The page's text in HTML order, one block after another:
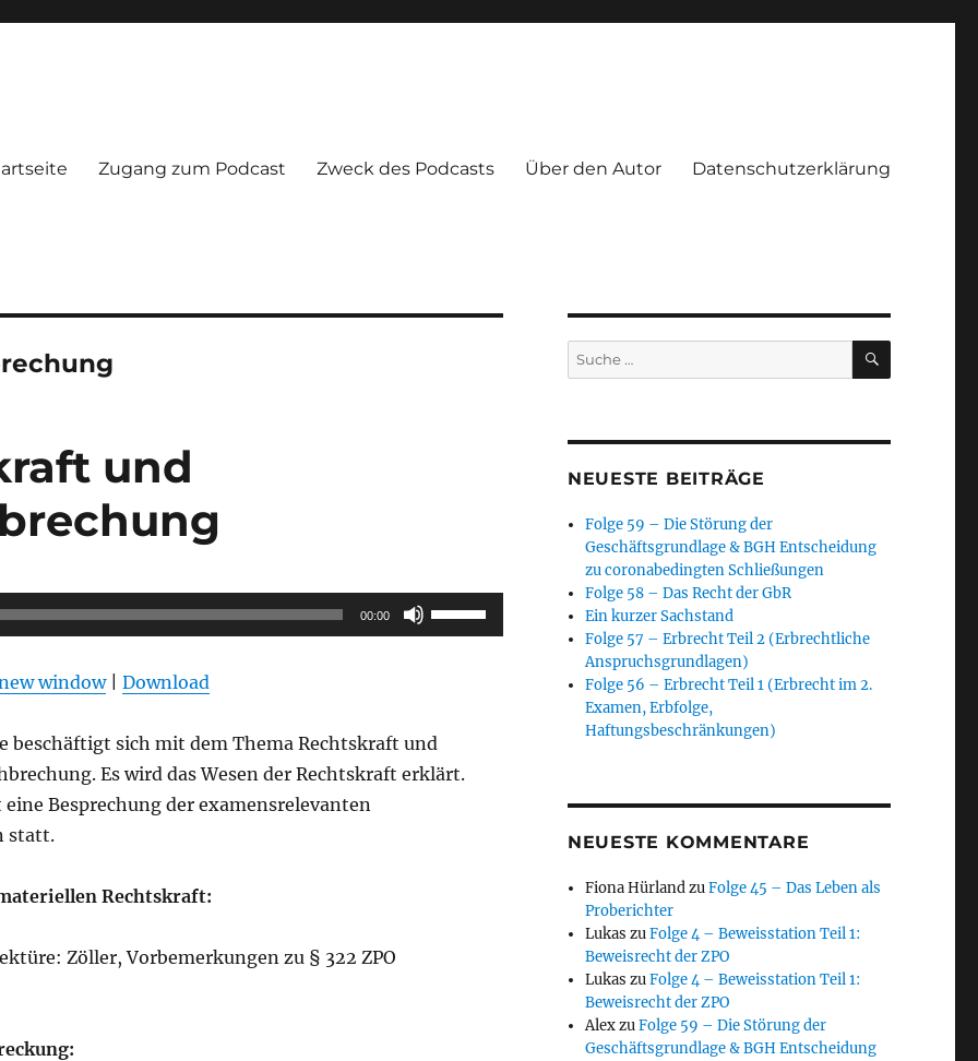
Zugang zum Podcast Zweck des Podcasts Über den Autor Datenschutzerklärung
und
00:00
Pfeiltasten
Hoch/Runter
window| Download
beschäftigt sich mit dem Thema Rechtskraft und
Es wird das Wesen der Rechtskraft erklärt.
Besprechung der examensrelevanten
statt.
Rechtskraft:
Zöller, Vorbemerkungen zu § 322 ZPO
Suche
nach:
SUCHEN
NEUESTE BEITRÄGE
Folge 59 – Die Störung der
Geschäftsgrundlage & BGH Entscheidung
zu coronabedingten Schließungen
Folge 58 – Das Recht der GbR
Ein kurzer Sachstand
Folge 57 – Erbrecht Teil 2 (Erbrechtliche
Anspruchsgrundlagen)
Folge 56 – Erbrecht Teil 1 (Erbrecht im 2.
Examen, Erbfolge,
Haftungsbeschränkungen)
NEUESTE KOMMENTARE
Fiona HürlandzuFolge 45 – Das Leben als
Proberichter
Lukas zuFolge 4 – Beweisstation Teil 1:
Beweisrecht der ZPO
Lukas zuFolge 4 – Beweisstation Teil 1:
Beweisrecht der ZPO
AlexzuFolge 59 – Die Störung der
Geschäftsgrundlage & BGH Entscheidung